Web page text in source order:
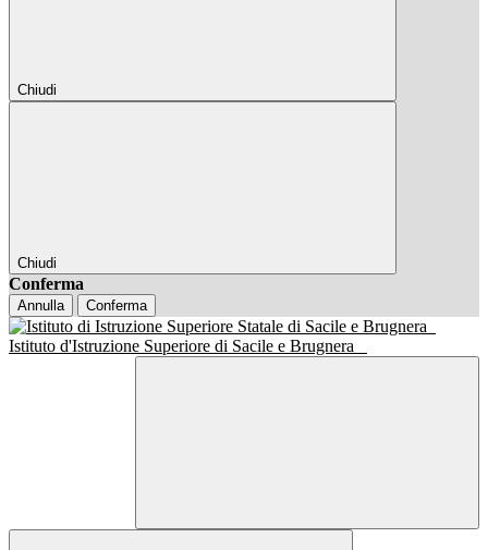
Chiudi
Chiudi
Conferma
Annulla Conferma
Istituto d'Istruzione Superiore di Sacile e Brugnera